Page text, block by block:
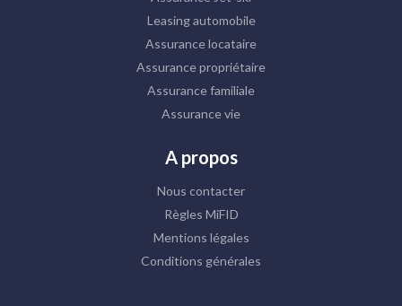
Leasing automobile
Assurance locataire
Assurance propriétaire
Assurance familiale
Assurance vie
A propos
Nous contacter
Règles MiFID
Mentions légales
Conditions générales